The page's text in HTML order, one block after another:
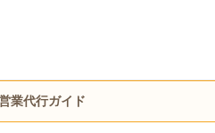
業代行ガイド